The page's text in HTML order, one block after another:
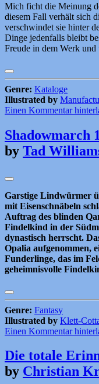
Mich ficht die Meinung
diesem Fall verhält sich
verschwindet sie hinter
Dinge jedenfalls bleibt
Freude in dem Werk
Genre: Kataloge
Illustrated by
Einen Kommentar
Shadowmarch
by Tad
Garstige Lindwürmer
mit Eisenschnäbeln
Auftrag des blinden
Findelkind in der
dynastisch herrscht.
Opalia aufgenommen,
Funderlinge, das im
geheimnisvolle
Genre: Fantasy
Illustrated by Klett-
Einen Kommentar
Die totale
by Christian